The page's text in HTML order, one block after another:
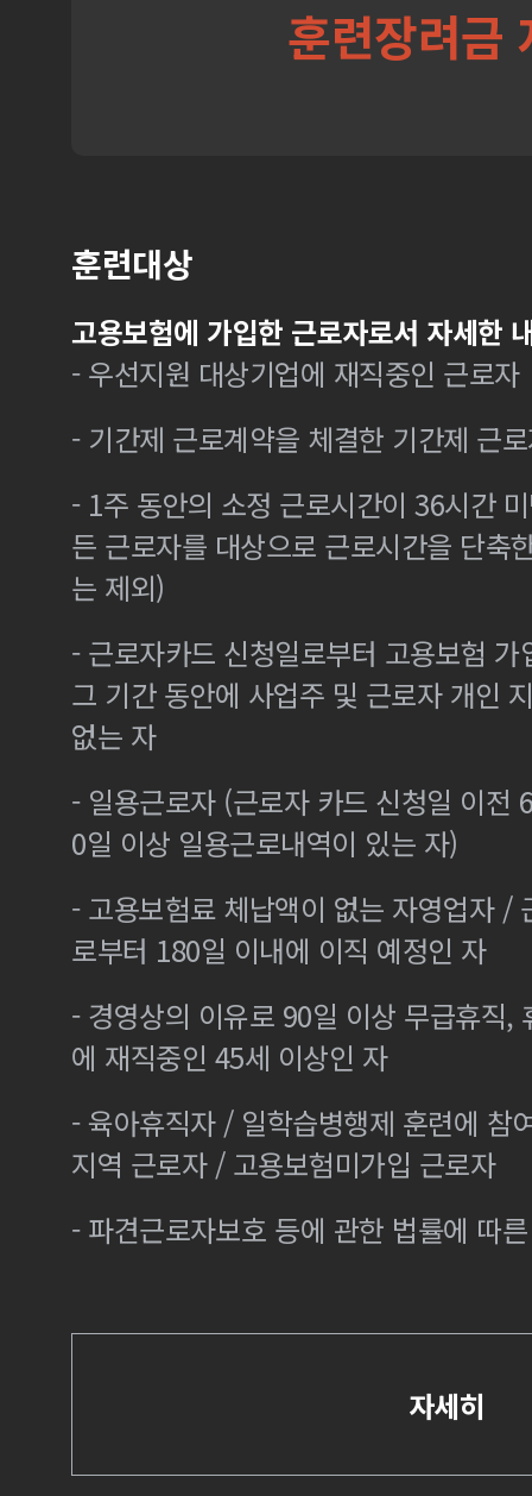
훈련장려금
훈련대상
고용보험에 가입한 근로자로서 자세한
- 우선지원 대상기업에 재직중인 근로자
- 기간제 근로계약을 체결한 기간제 근
- 1주 동안의 소정 근로시간이 36시간
든 근로자를 대상으로 근로시간을 단축
는 제외)
- 근로자카드 신청일로부터 고용보험
그 기간 동안에 사업주 및 근로자 개인
없는 자
- 일용근로자 (근로자 카드 신청일 이전
0일 이상 일용근로내역이 있는 자)
- 고용보험료 체납액이 없는 자영업자 /
로부터 180일 이내에 이직 예정인 자
- 경영상의 이유로 90일 이상 무급휴직,
에 재직중인 45세 이상인 자
- 육아휴직자 / 일학습병행제 훈련에 참
지역 근로자 / 고용보험미가입 근로자
- 파견근로자보호 등에 관한 법률에 따
자세히